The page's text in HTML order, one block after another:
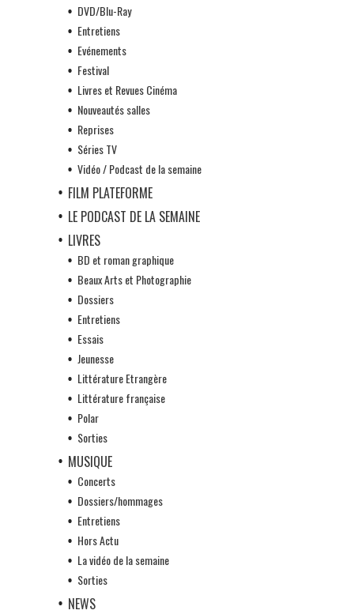
DVD/Blu-Ray
Entretiens
Evénements
Festival
Livres et Revues Cinéma
Nouveautés salles
Reprises
Séries TV
Vidéo / Podcast de la semaine
FILM PLATEFORME
LE PODCAST DE LA SEMAINE
LIVRES
BD et roman graphique
Beaux Arts et Photographie
Dossiers
Entretiens
Essais
Jeunesse
Littérature Etrangère
Littérature française
Polar
Sorties
MUSIQUE
Concerts
Dossiers/hommages
Entretiens
Hors Actu
La vidéo de la semaine
Sorties
NEWS